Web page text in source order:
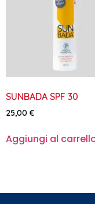
SUNBADA SPF 30
25,00 €
Aggiungi al